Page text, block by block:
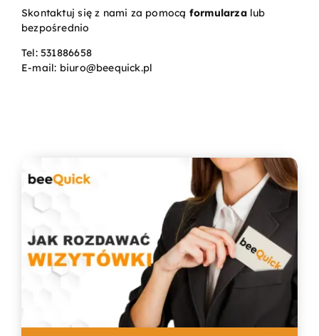
Skontaktuj się z nami za pomocą formularzalub
bezpośrednio
Tel:531886658
E-mail: biuro@beequick.pl